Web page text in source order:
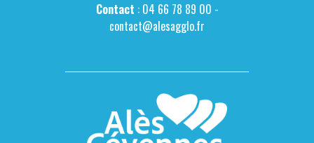
Contact : 04 66 78 89 00 -
contact@alesagglo.fr